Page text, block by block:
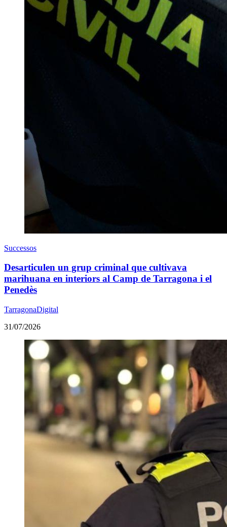
Successos
Desarticulen un grup criminal que cultivava
marihuana en interiors al Camp de Tarragona i el
Penedès
TarragonaDigital
31/07/2026